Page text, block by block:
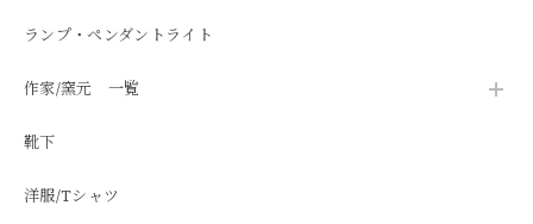
ランプ・ペンダントライト
作家/窯元 一覧
靴下
洋服/Tシャツ